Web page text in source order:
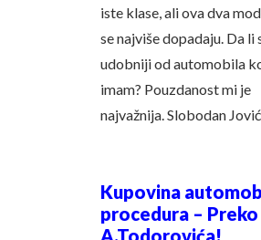
iste klase, ali ova dva
se najviše dopadaju. Da li
udobniji od automobila
imam? Pouzdanost mi je
najvažnija. Slobodan
Kupovina
procedura – Preko